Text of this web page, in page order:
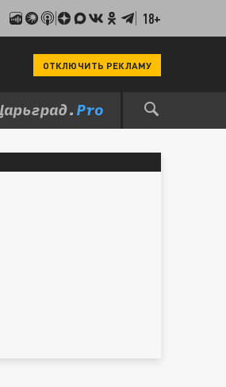
18+
ОТКЛЮЧИТЬ РЕКЛАМУ